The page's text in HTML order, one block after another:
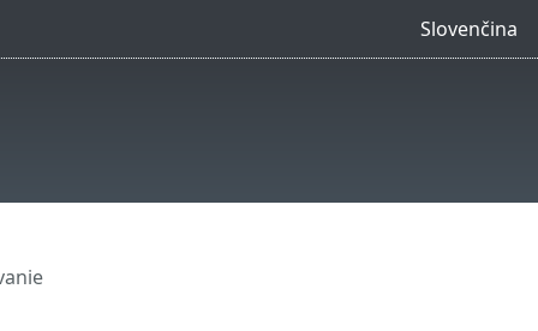
Slovenčina